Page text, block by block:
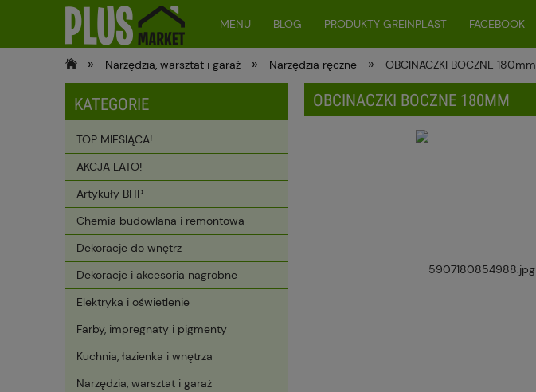
MENU BLOG PRODUKTY GREINPLAST FACEBOOK
» Narzędzia, warsztat i garaż » Narzędzia ręczne » OBCINACZKI BOCZNE 180mm
KATEGORIE
TOP MIESIĄCA!
AKCJA LATO!
Artykuły BHP
Chemia budowlana i remontowa
Dekoracje do wnętrz
Dekoracje i akcesoria nagrobne
Elektryka i oświetlenie
Farby, impregnaty i pigmenty
Kuchnia, łazienka i wnętrza
Narzędzia, warsztat i garaż
OBCINACZKI BOCZNE 180MM